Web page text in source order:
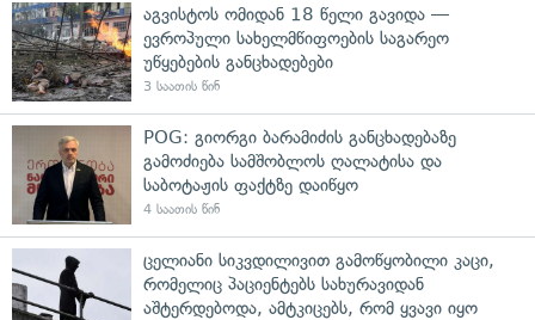
აგვისტოს ომიდან 18 წელი გავიდა —
ევროპული სახელმწიფოების საგარეო
უწყებების განცხადებები
3 საათის წინ
POG: გიორგი ბარამიძის განცხადებაზე
გამოძიება სამშობლოს ღალატისა და
საბოტაჟის ფაქტზე დაიწყო
4 საათის წინ
ცელიანი სიკვდილივით გამოწყობილი კაცი,
რომელიც პაციენტებს სახურავიდან
აშტერდებოდა, ამტკიცებს, რომ ყვავი იყო